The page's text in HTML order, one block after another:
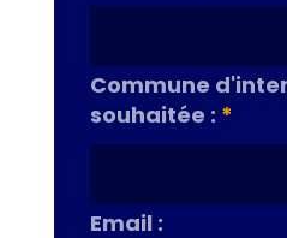
Commune
souhaitée : *
Email :